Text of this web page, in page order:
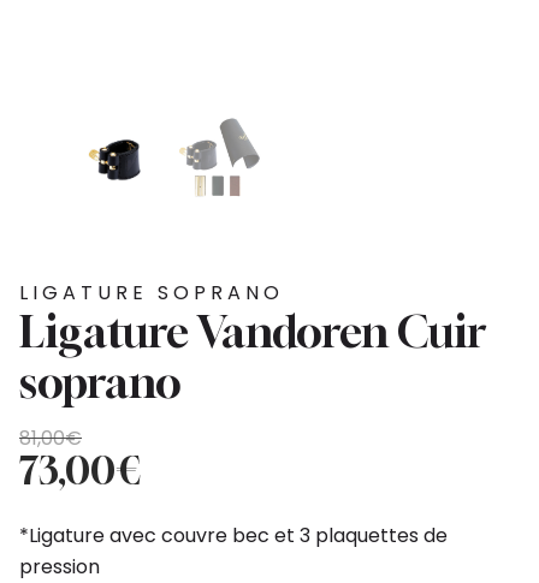
LIGATURE SOPRANO
Ligature Vandoren Cuir
soprano
81,00€
Le
prix
initial
était :
81,00€.
73,00€
Le
prix
actuel
est :
73,00€.
*Ligature avec couvre bec et 3 plaquettes de
pression